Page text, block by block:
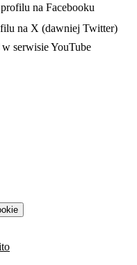
na Facebooku
na X (dawniej Twitter)
serwisie YouTube